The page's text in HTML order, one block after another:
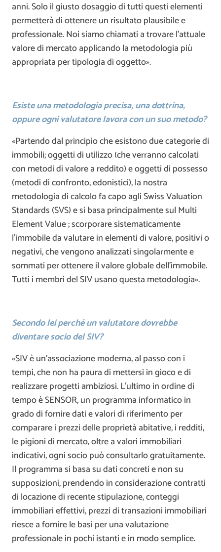
anni. Solo il giusto dosaggio di tutti questi elementi
permetterà di ottenere un risultato plausibile e
professionale. Noi siamo chiamati a trovare l’attuale
valore di mercato applicando la metodologia più
appropriata per tipologia di oggetto».
Esiste una metodologia precisa, una dottrina,
oppure ogni valutatore lavora con un suo metodo?
«Partendo dal principio che esistono due categorie di
immobili; oggetti di utilizzo (che verranno calcolati
con metodi di valore a reddito) e oggetti di possesso
(metodi di confronto, edonistici), la nostra
metodologia di calcolo fa capo agli Swiss Valuation
Standards (SVS) e si basa principalmente sul Multi
Element Value ; scorporare sistematicamente
l’immobile da valutare in elementi di valore, positivi o
negativi, che vengono analizzati singolarmente e
sommati per ottenere il valore globale dell’immobile.
Tutti i membri del SIV usano questa metodologia».
Secondo lei perché un valutatore dovrebbe
diventare socio del SIV?
«SIV è un’associazione moderna, al passo con i
tempi, che non ha paura di mettersi in gioco e di
realizzare progetti ambiziosi. L’ultimo in ordine di
tempo è SENSOR, un programma informatico in
grado di fornire dati e valori di riferimento per
comparare i prezzi delle proprietà abitative, i redditi,
le pigioni di mercato, oltre a valori immobiliari
indicativi, ogni socio può consultarlo gratuitamente.
Il programma si basa su dati concreti e non su
supposizioni, prendendo in considerazione contratti
di locazione di recente stipulazione, conteggi
immobiliari effettivi, prezzi di transazioni immobiliari
riesce a fornire le basi per una valutazione
professionale in pochi istanti e in modo semplice.